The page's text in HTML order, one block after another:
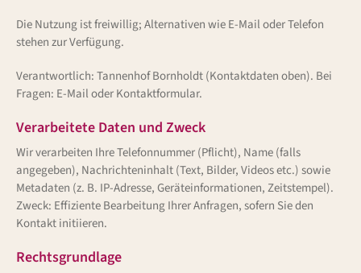
Die Nutzung ist freiwillig; Alternativen wie E-Mail oder Telefon
stehen zur Verfügung.
Verantwortlich: Tannenhof Bornholdt (Kontaktdaten oben). Bei
Fragen: E-Mail oder Kontaktformular.
Verarbeitete Daten und Zweck
Wir verarbeiten Ihre Telefonnummer (Pflicht), Name (falls
angegeben), Nachrichteninhalt (Text, Bilder, Videos etc.) sowie
Metadaten (z. B. IP-Adresse, Geräteinformationen, Zeitstempel).
Zweck: Effiziente Bearbeitung Ihrer Anfragen, sofern Sie den
Kontakt initiieren.
Rechtsgrundlage